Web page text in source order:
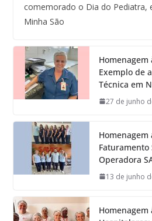
comemorado o Dia do Pediatra,
Minha São
Homenagem
Exemplo de
Técnica em
27 de junho
Faturamento
Operadora
13 de junho
Homenagem